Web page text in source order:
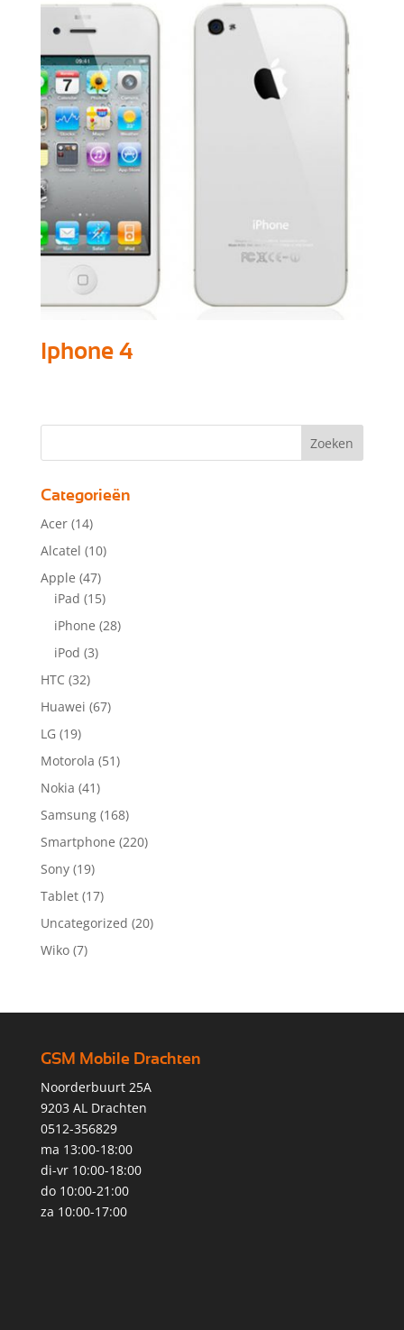
Iphone 4
Categorieën
Acer (14)
Alcatel (10)
Apple (47)
iPad (15)
iPhone (28)
iPod (3)
HTC (32)
Huawei (67)
LG (19)
Motorola (51)
Nokia (41)
Samsung (168)
Smartphone (220)
Sony (19)
Tablet (17)
Uncategorized (20)
Wiko (7)
GSM Mobile Drachten
Noorderbuurt 25A
9203 AL Drachten
0512-356829
ma 13:00-18:00
di-vr 10:00-18:00
do 10:00-21:00
za 10:00-17:00